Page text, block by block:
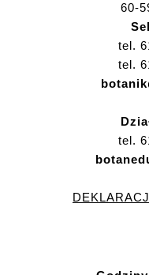
60-
tel.
tel.
tel.